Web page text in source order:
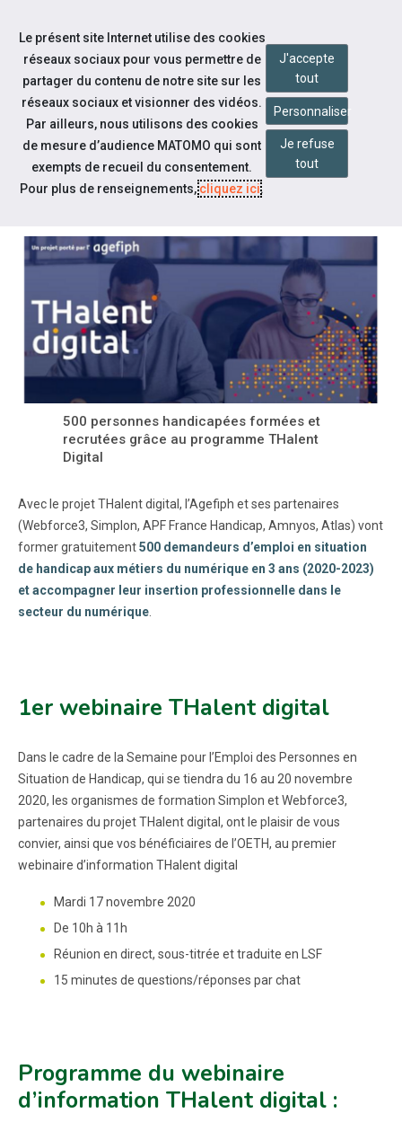
Aller au contenu
Notre actualité
THALENT DIGITAL
500 personnes handicapées formées et
recrutées grâce au programme THalent
Digital
Avec le projet THalent digital, l’Agefiph et ses partenaires
(Webforce3, Simplon, APF France Handicap, Amnyos, Atlas) vont
former gratuitement500 demandeurs d’emploi en situation
de handicap aux métiers du numérique en 3 ans (2020-2023)
et accompagner leur insertion professionnelle dans le
secteur du numérique
1er webinaire THalent digital
Dans le cadre de la Semaine pour l’Emploi des Personnes en
Situation de Handicap, qui se tiendra du 16 au 20 novembre
2020, les organismes de formation Simplon et Webforce3,
partenaires du projet THalent digital, ont le plaisir de vous
convier, ainsi que vos bénéficiaires de l’OETH, au premier
webinaire d’information THalent digital
Mardi 17 novembre 2020
De 10h à 11h
Réunion en direct, sous-titrée et traduite en LSF
15 minutes de questions/réponses par chat
Programme du webinaire
d’information THalent digital :
Le présent site Internet utilise des cookies
réseaux sociaux pour vous permettre de
partager du contenu de notre site sur les
réseaux sociaux et visionner des vidéos.
Par ailleurs, nous utilisons des cookies
de mesure d’audience MATOMO qui sont
exempts de recueil du consentement.
Pour plus de renseignements,cliquez ici.
J'accepte
tout
Personnaliser
Je refuse
tout